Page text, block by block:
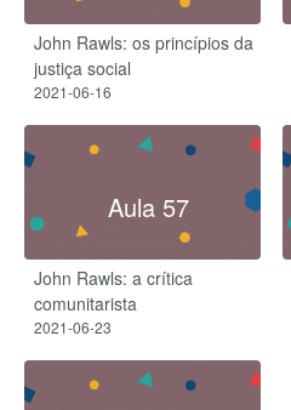
John Rawls: os princípios da
justiça social
2021-06-16
Aula 57
John Rawls: a crítica
comunitarista
2021-06-23